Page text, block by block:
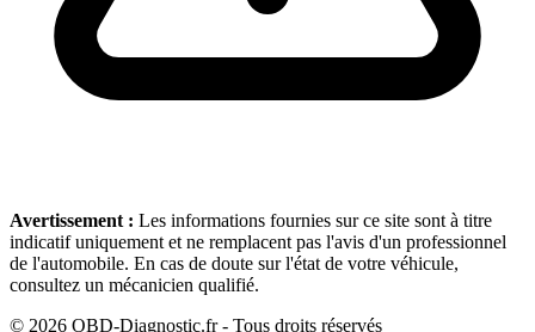
Avertissement : Les informations fournies sur ce site sont à titre
indicatif uniquement et ne remplacent pas l'avis d'un professionnel
de l'automobile. En cas de doute sur l'état de votre véhicule,
consultez un mécanicien qualifié.
© 2026 OBD-Diagnostic.fr - Tous droits réservés